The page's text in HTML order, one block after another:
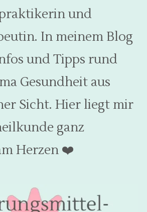
und
In meinem Blog
und Tipps rund
Gesundheit aus
Sicht. Hier liegt mir
ganz
Herzen ❤️